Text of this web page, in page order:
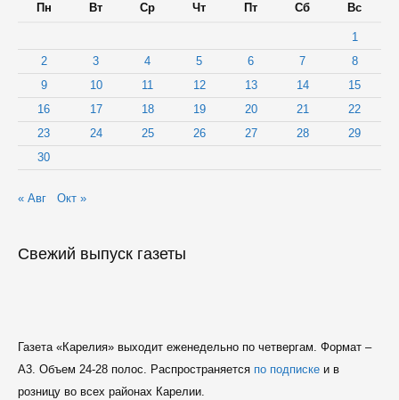
Пн Вт Ср Чт Пт Сб Вс
1
2
3 4 5 6 7
8
9
10 11 12 13 14
15
16
17 18 19 20 21
22
23
24 25 26 27 28
29
30
« Авг Окт »
Свежий выпуск газеты
Газета «Карелия» выходит еженедельно по четвергам. Формат –
A3. Объем 24-28 полос. Распространяется по подпискеи в
розницу во всех районах Карелии.